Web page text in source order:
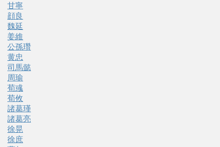
甘寧
顔良
魏延
姜維
公孫瓚
黄忠
司馬懿
周瑜
荀彧
荀攸
諸葛瑾
諸葛亮
徐晃
徐庶